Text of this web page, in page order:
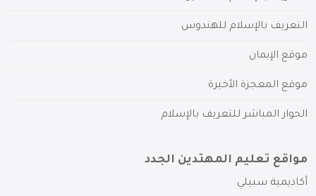
التعريف بالإسلام للهندوس
موقع الإيمان
موقع المعجزة الأخيرة
الحوار المباشر للتعريف بالإسلام
مواقع تعليم المهتدين الجدد
أكاديمية سبيلي